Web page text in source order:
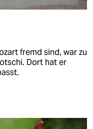
fremd sind, war zu
Dort hat er